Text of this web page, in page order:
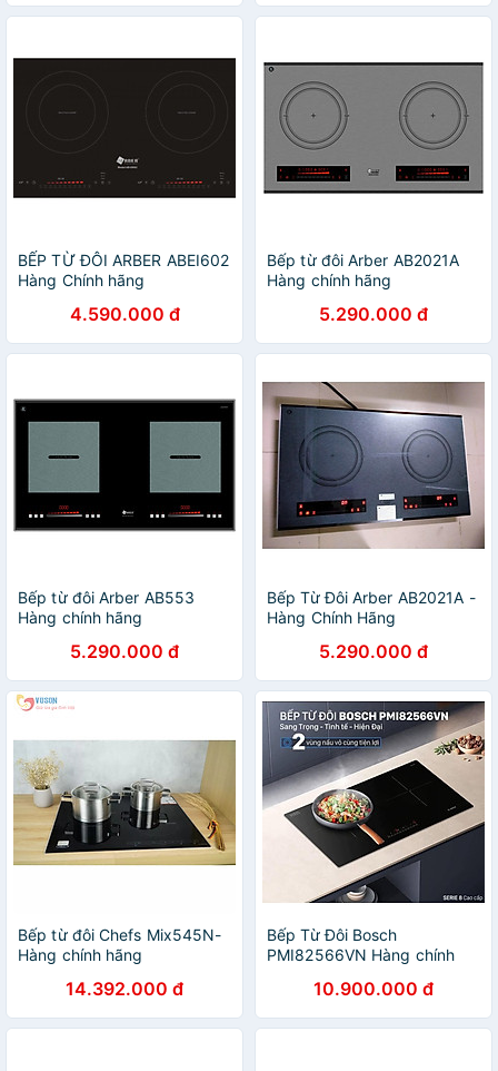
BẾP TỪ ĐÔI ARBER ABEI602
Hàng Chính hãng
4.590.000 đ
Bếp từ đôi Arber AB2021A
Hàng chính hãng
5.290.000 đ
Bếp từ đôi Arber AB553
Hàng chính hãng
5.290.000 đ
Bếp Từ Đôi Arber AB2021A -
Hàng Chính Hãng
5.290.000 đ
Bếp từ đôi Chefs Mix545N-
Hàng chính hãng
14.392.000 đ
Bếp Từ Đôi Bosch
PMI82566VN Hàng chính
10.900.000 đ